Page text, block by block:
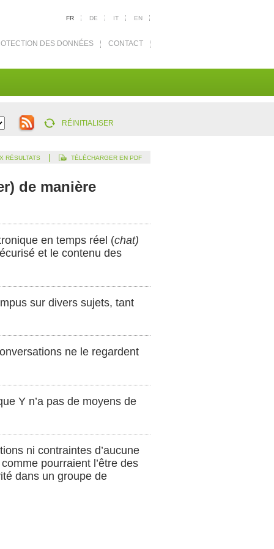
FR DE IT EN
DES DONNÉES CONTACT
RÉINITIALISER
RÉSULTATS | TÉLÉCHARGER EN PDF
de manière
en temps réel (chat)
et le contenu des
sur divers sujets, tant
ne le regardent
Y n’a pas de moyens de
ni contraintes d’aucune
pourraient l’être des
dans un groupe de